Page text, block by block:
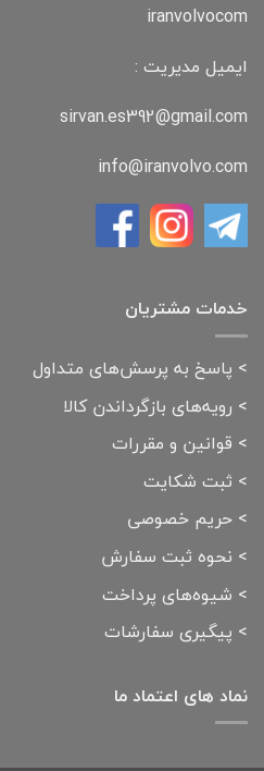
iranvolvocom
ایمیل مدیریت :
sirvan.es392@gmail.com
info@iranvolvo.com
خدمات مشتریان
> پاسخ به پرسش‌های متداول
> رویه‌های بازگرداندن کالا
> قوانین و مقررات
> ثبت شکایت
> حریم خصوصی
> نحوه ثبت سفارش
> شیوه‌های پرداخت
> پیگیری سفارشات
نماد های اعتماد ما